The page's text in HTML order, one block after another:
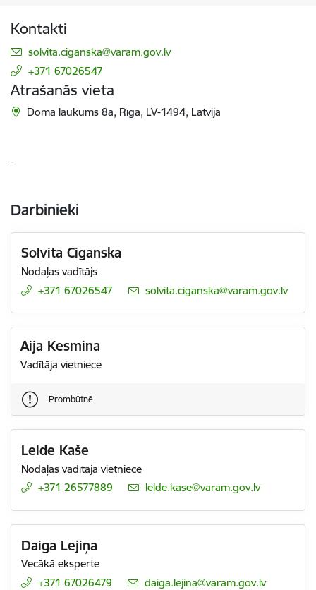
Kontakti
E-pasts:
solvita.ciganska@varam.gov.lv
+371 67026547
Atrašanās vieta
Doma laukums 8a, Rīga, LV-1494, Latvija
-
Darbinieki
Solvita Ciganska
Nodaļas vadītājs
+371 67026547
E-pasts:
solvita.ciganska@varam.gov.lv
Aija Kesmina
Vadītāja vietniece
Prombūtnē
Lelde Kaše
Nodaļas vadītāja vietniece
+371 26577889
E-pasts:
lelde.kase@varam.gov.lv
Daiga Lejiņa
Vecākā eksperte
+371 67026479
E-pasts:
daiga.lejina@varam.gov.lv